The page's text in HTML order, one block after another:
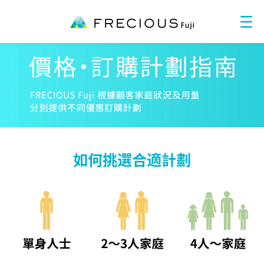
如何挑選合適計劃